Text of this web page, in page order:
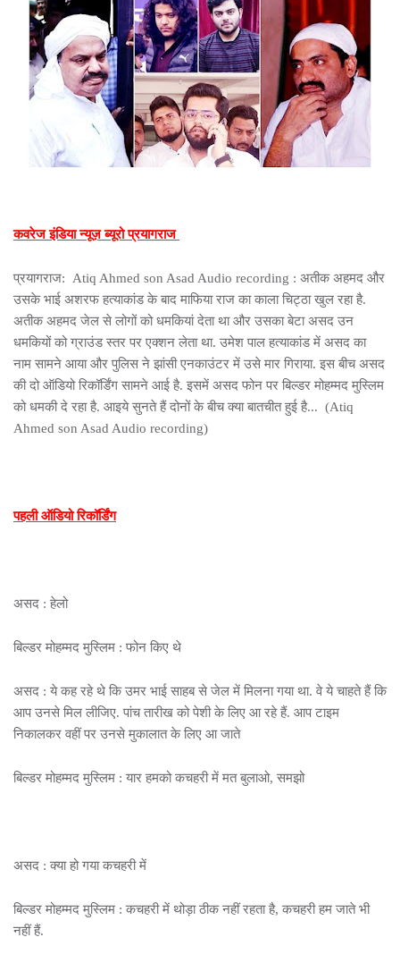
कवरेज इंडिया न्यूज़ ब्यूरो प्रयागराज
प्रयागराज: Atiq Ahmed son Asad Audio recording : अतीक अहमद और
उसके भाई अशरफ हत्याकांड के बाद माफिया राज का काला चिट्ठा खुल रहा है.
अतीक अहमद जेल से लोगों को धमकियां देता था और उसका बेटा असद उन
धमकियों को ग्राउंड स्तर पर एक्शन लेता था. उमेश पाल हत्याकांड में असद का
नाम सामने आया और पुलिस ने झांसी एनकाउंटर में उसे मार गिराया. इस बीच असद
की दो ऑडियो रिकॉर्डिंग सामने आई है. इसमें असद फोन पर बिल्डर मोहम्मद मुस्लिम
को धमकी दे रहा है. आइये सुनते हैं दोनों के बीच क्या बातचीत हुई है... (Atiq
Ahmed son Asad Audio recording)
पहली ऑडियो रिकॉर्डिंग
असद : हेलो
बिल्डर मोहम्मद मुस्लिम : फोन किए थे
असद : ये कह रहे थे कि उमर भाई साहब से जेल में मिलना गया था. वे ये चाहते हैं कि
आप उनसे मिल लीजिए. पांच तारीख को पेशी के लिए आ रहे हैं. आप टाइम
निकालकर वहीं पर उनसे मुकालात के लिए आ जाते
बिल्डर मोहम्मद मुस्लिम : यार हमको कचहरी में मत बुलाओ, समझो
असद : क्या हो गया कचहरी में
बिल्डर मोहम्मद मुस्लिम : कचहरी में थोड़ा ठीक नहीं रहता है, कचहरी हम जाते भी
नहीं हैं.